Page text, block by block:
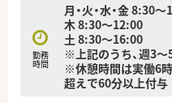
【やりがい/おすすめポイ
■年収は最大650万円ま
スキルをしっかりと評価
■年間休日が124日と多
ため、仕事と私生活を高
■大手調剤グループの充
勤務
時間
月・火・水・金 8:30
木 8:30～12:00
土 8:30～16:00
※上記のうち、週3
※休憩時間は実働6
超えで60分以上付与